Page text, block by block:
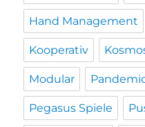
Hand Management
Kooperativ
Modular
Pegasus Spiele